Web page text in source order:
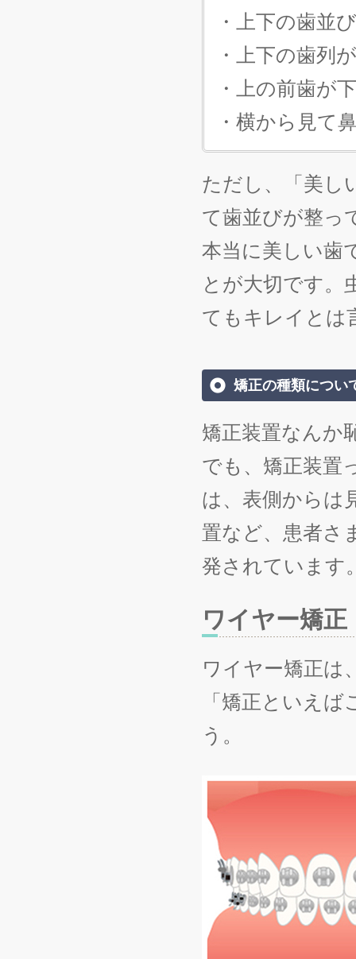
・上下の歯並
・上下の歯列
・上の前歯が
・横から見て
ただし、「美し
て歯並びが整っ
本当に美しい歯
とが大切です。
てもキレイとは
矯正の種類につい
矯正装置なんか
でも、矯正装置
は、表側からは
置など、患者さ
発されています
ワイヤー矯正
ワイヤー矯正は
「矯正といえ
う。